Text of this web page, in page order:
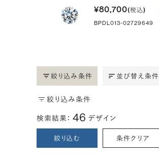
¥80,700(税込)
BPDL013-02729649
絞り込み条件 並び替え条件
絞り込み条件
検索結果： 46 デザイン
絞り込む 条件クリア